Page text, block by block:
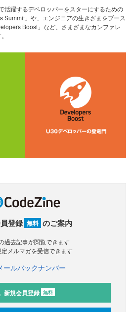
活躍するデベロッパーをスターにするための
Summit」や、エンジニアの生きざまをブース
Boost」など、さまざまなカンファレ
登録 無料 のご案内
過去記事が閲覧できます
定メルマガを受信できます
ールバックナンバー
新規会員登録 無料